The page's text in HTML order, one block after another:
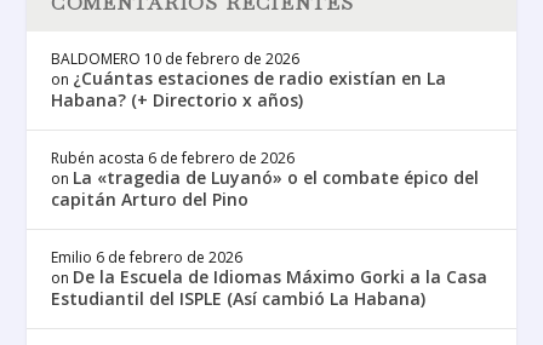
BALDOMERO 10 de febrero de 2026
on ¿Cuántas estaciones de radio existían en La
Habana? (+ Directorio x años)
Rubén acosta 6 de febrero de 2026
on La «tragedia de Luyanó» o el combate épico del
capitán Arturo del Pino
Emilio 6 de febrero de 2026
on De la Escuela de Idiomas Máximo Gorki a la Casa
Estudiantil del ISPLE (Así cambió La Habana)